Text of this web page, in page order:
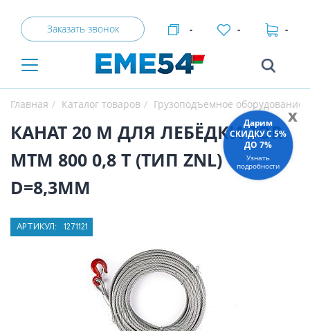
Заказать звонок - - -
Главная Каталог товаров Грузоподъемное оборудование
КАНАТ 20 М ДЛЯ ЛЕБЁДКИ TOR
МТМ 800 0,8 Т (ТИП ZNL)
D=8,3ММ
АРТИКУЛ: 1271121
x
Дарим
СКИДКУ C 5%
ДО 7%
Узнать
подробности